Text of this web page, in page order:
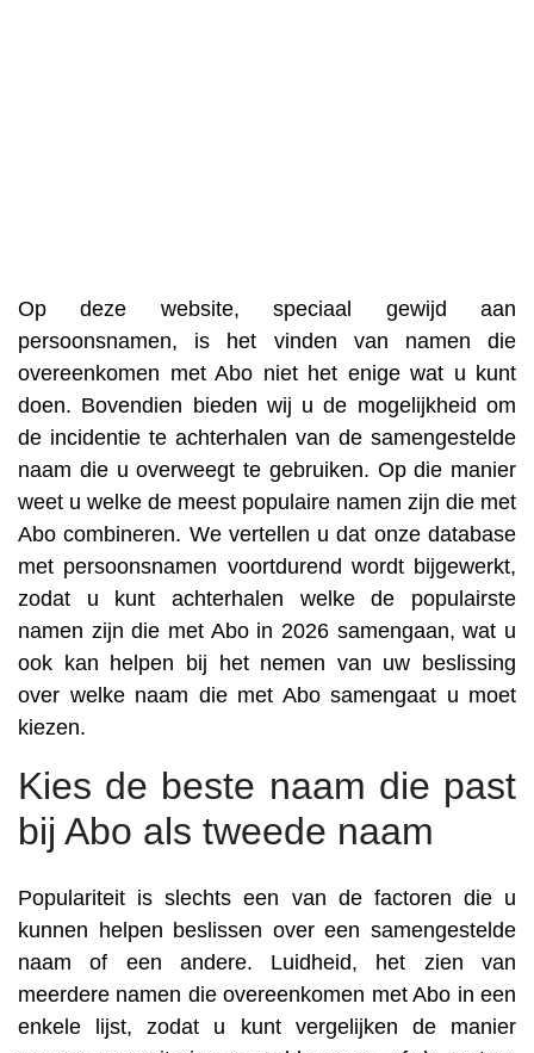
Op deze website, speciaal gewijd aan
persoonsnamen, is het vinden van namen die
overeenkomen met Abo niet het enige wat u kunt
doen. Bovendien bieden wij u de mogelijkheid om
de incidentie te achterhalen van de samengestelde
naam die u overweegt te gebruiken. Op die manier
weet u welke de meest populaire namen zijn die met
Abo combineren. We vertellen u dat onze database
met persoonsnamen voortdurend wordt bijgewerkt,
zodat u kunt achterhalen welke de populairste
namen zijn die met Abo in 2026 samengaan, wat u
ook kan helpen bij het nemen van uw beslissing
over welke naam die met Abo samengaat u moet
kiezen.
Kies de beste naam die past
bij Abo als tweede naam
Populariteit is slechts een van de factoren die u
kunnen helpen beslissen over een samengestelde
naam of een andere. Luidheid, het zien van
meerdere namen die overeenkomen met Abo in een
enkele lijst, zodat u kunt vergelijken de manier